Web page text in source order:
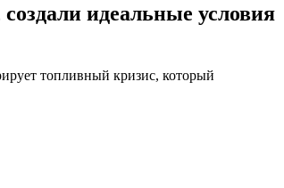
идеальные условия
топливный кризис, который